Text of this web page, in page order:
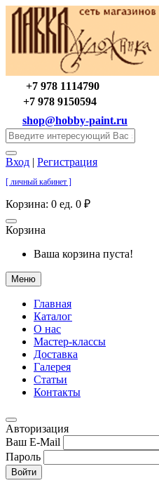
+7 978 1114790
+7 978 9150594
shop@hobby-paint.ru
Вход | Регистрация
[ личный кабинет ]
Корзина: 0 ед. 0 ₽
Корзина
Ваша корзина пуста!
Меню
Главная
Каталог
О нас
Мастер-классы
Доставка
Галерея
Статьи
Контакты
Авторизация
Ваш E-Mail
Пароль
Войти